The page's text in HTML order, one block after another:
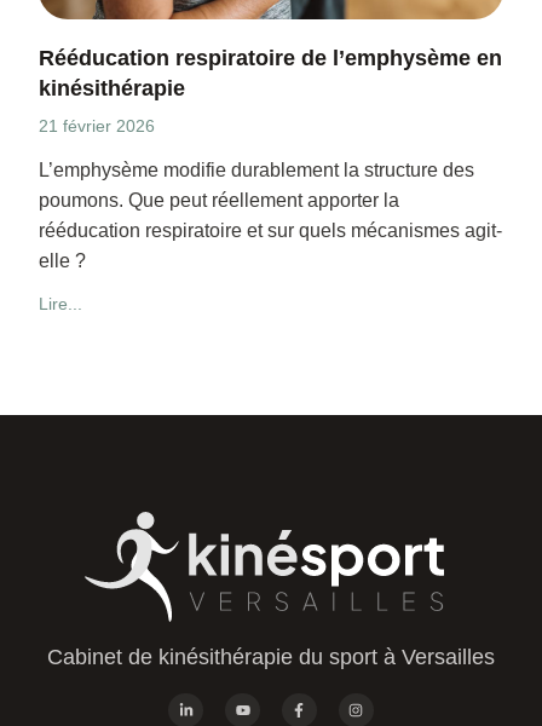
Rééducation respiratoire de l’emphysème en
kinésithérapie
21 février 2026
L’emphysème modifie durablement la structure des
poumons. Que peut réellement apporter la
rééducation respiratoire et sur quels mécanismes agit-
elle ?
Lire...
Cabinet de kinésithérapie du sport à Versailles